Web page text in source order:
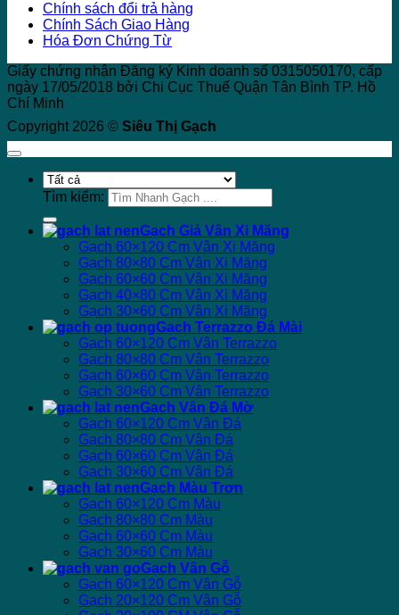
Chính sách đổi trả hàng
Chính Sách Giao Hàng
Hóa Đơn Chứng Từ
Giấy chứng nhận Đăng ký Kinh doanh số 0315050170, cấp
ngày 17/05/2018 bởi Chi Cục Thuế Quận Tân Bình TP. Hồ
Chí Minh
Copyright 2026 © Siêu Thị Gạch
Tìm kiếm:
Gạch Giả Vân Xi Măng
Gạch 60×120 Cm Vân Xi Măng
Gạch 80×80 Cm Vân Xi Măng
Gạch 60×60 Cm Vân Xi Măng
Gạch 40×80 Cm Vân Xi Măng
Gạch 30×60 Cm Vân Xi Măng
Gạch Terrazzo Đá Mài
Gạch 60×120 Cm Vân Terrazzo
Gạch 80×80 Cm Vân Terrazzo
Gạch 60×60 Cm Vân Terrazzo
Gạch 30×60 Cm Vân Terrazzo
Gạch Vân Đá Mờ
Gạch 60×120 Cm Vân Đá
Gạch 80×80 Cm Vân Đá
Gạch 60×60 Cm Vân Đá
Gạch 30×60 Cm Vân Đá
Gạch Màu Trơn
Gạch 60×120 Cm Màu
Gạch 80×80 Cm Màu
Gạch 60×60 Cm Màu
Gạch 30×60 Cm Màu
Gạch Vân Gỗ
Gạch 60×120 Cm Vân Gỗ
Gạch 20×120 Cm Vân Gỗ